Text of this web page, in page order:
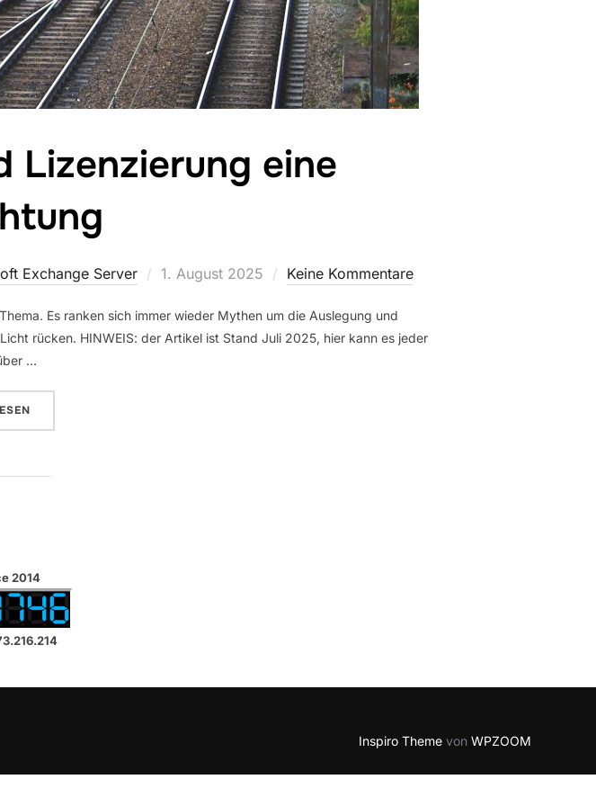
Lizenzierung eine
Exchange Server
Veröffentlicht
1. August 2025 Keine Kommentare
Es ranken sich immer wieder Mythen um die Auslegung und
rücken. HINWEIS: der Artikel ist Stand Juli 2025, hier kann es jeder
…
„EXCHANGE SE HYBRID LIZENZIERUNG EINE BETRACHTUNG“
2014
Inspiro Theme von WPZOOM